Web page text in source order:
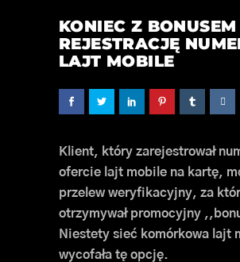
KONIEC Z
REJESTRACJĘ
LAJT MOBILE
Klient, który zarejestrował
ofercie lajt mobile na kartę,
przelew weryfikacyjny, za
otrzymywał promocyjny
Niestety sieć komórkowa lajt
wycofała tę opcję.